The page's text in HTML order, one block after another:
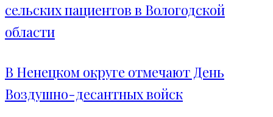
сельских пациентов в Вологодской
области
В Ненецком округе отмечают День
Воздушно-десантных войск